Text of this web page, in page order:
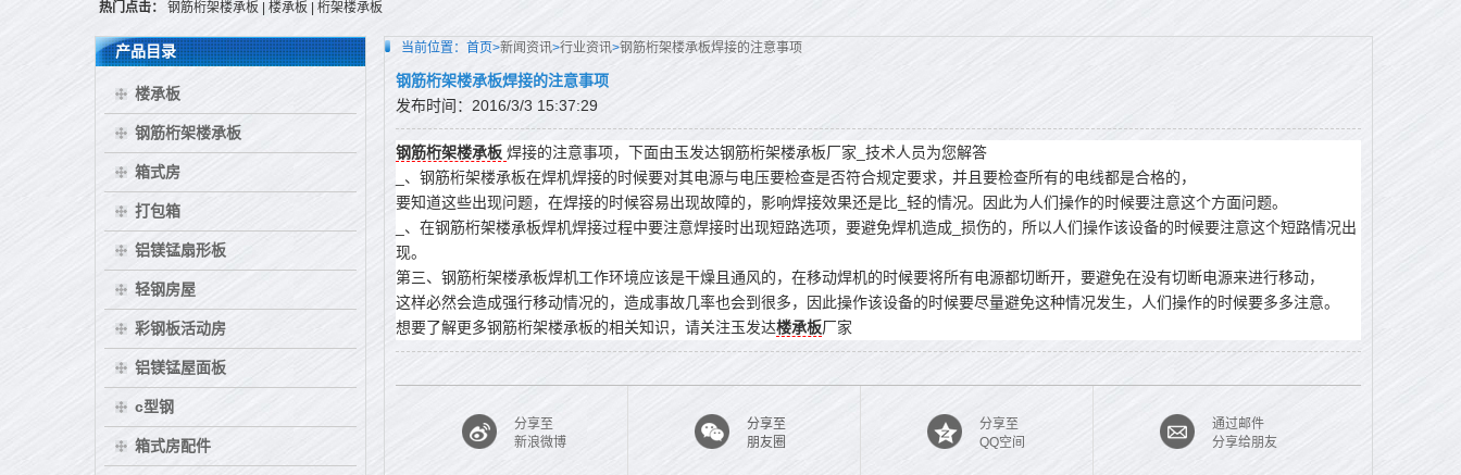
热门点击： 钢筋桁架楼承板 楼承板 桁架楼承板
当前位置： 首页>新闻资讯>行业资讯>钢筋桁架楼承板焊接的注意事项
钢筋桁架楼承板焊接的注意事项
发布时间：2016/3/3 15:37:29
钢筋桁架楼承板 焊接的注意事项，下面由玉发达钢筋桁架楼承板厂家_技术人员为您解答
_、钢筋桁架楼承板在焊机焊接的时候要对其电源与电压要检查是否符合规定要求，并且要检查所有的电线都是合格的，
要知道这些出现问题，在焊接的时候容易出现故障的，影响焊接效果还是比_轻的情况。因此为人们操作的时候要注意这个方面问题。
_、在钢筋桁架楼承板焊机焊接过程中要注意焊接时出现短路选项，要避免焊机造成_损伤的，所以人们操作该设备的时候要注意这个短路情况出
现。
第三、钢筋桁架楼承板焊机工作环境应该是干燥且通风的，在移动焊机的时候要将所有电源都切断开，要避免在没有切断电源来进行移动，
这样必然会造成强行移动情况的，造成事故几率也会到很多，因此操作该设备的时候要尽量避免这种情况发生，人们操作的时候要多多注意。
想要了解更多钢筋桁架楼承板的相关知识，请关注玉发达楼承板厂家
分享至
新浪微博
分享至
朋友圈
分享至
QQ空间
通过邮件
分享给朋友
产品目录
楼承板
钢筋桁架楼承板
箱式房
打包箱
铝镁锰扇形板
轻钢房屋
彩钢板活动房
铝镁锰屋面板
c型钢
箱式房配件